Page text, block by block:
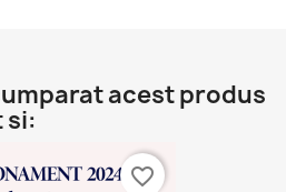
acest produs
si:
favorite_border